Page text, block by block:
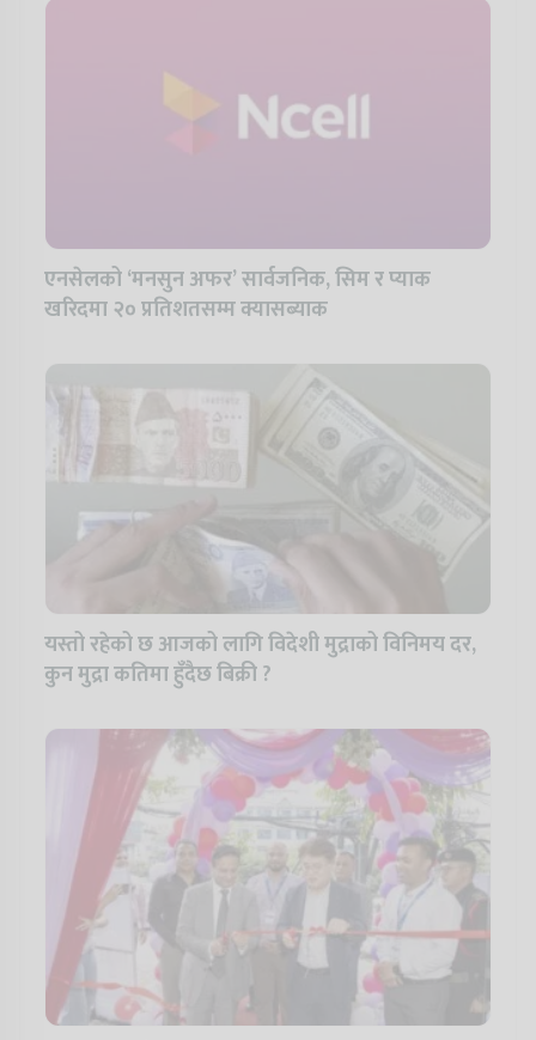
एनसेलको ‘मनसुन अफर’ सार्वजनिक, सिम र प्याक
खरिदमा २० प्रतिशतसम्म क्यासब्याक
यस्तो रहेको छ आजको लागि विदेशी मुद्राको विनिमय दर,
कुन मुद्रा कतिमा हुँदैछ बिक्री ?